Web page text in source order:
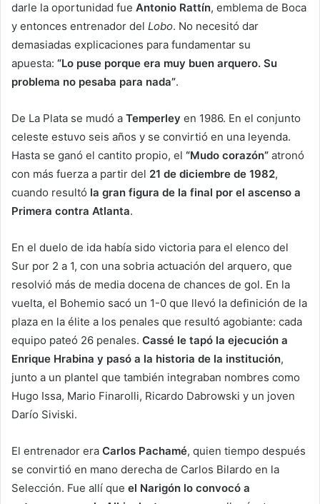
darle la oportunidad fue Antonio Rattín, emblema de Boca
y entonces entrenador del Lobo. No necesitó dar
demasiadas explicaciones para fundamentar su
apuesta: “Lo puse porque era muy buen arquero. Su
problema no pesaba para nada”.
De La Plata se mudó a Temperley en 1986. En el conjunto
celeste estuvo seis años y se convirtió en una leyenda.
Hasta se ganó el cantito propio, el “Mudo corazón” atronó
con más fuerza a partir del 21 de diciembre de 1982,
cuando resultó la gran figura de la final por el ascenso a
Primera contra Atlanta.
En el duelo de ida había sido victoria para el elenco del
Sur por 2 a 1, con una sobria actuación del arquero, que
resolvió más de media docena de chances de gol. En la
vuelta, el Bohemio sacó un 1-0 que llevó la definición de la
plaza en la élite a los penales que resultó agobiante: cada
equipo pateó 26 penales. Cassé le tapó la ejecución a
Enrique Hrabina y pasó a la historia de la institución,
junto a un plantel que también integraban nombres como
Hugo Issa, Mario Finarolli, Ricardo Dabrowski y un joven
Darío Siviski.
El entrenador era Carlos Pachamé, quien tiempo después
se convirtió en mano derecha de Carlos Bilardo en la
Selección. Fue allí que el Narigón lo convocó a